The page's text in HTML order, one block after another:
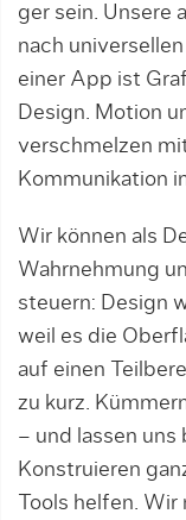
ger sein. Unsere
nach
einer App ist
Design. Motion
verschmelzen
Kommunikation
Wir können als
Wahrnehmung
steuern: Design
weil es die
auf einen
zu kurz.
– und lassen uns
Konstruieren
Tools helfen.